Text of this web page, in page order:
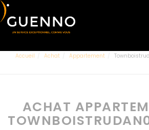
Accueil Achat Appartement
ACHAT